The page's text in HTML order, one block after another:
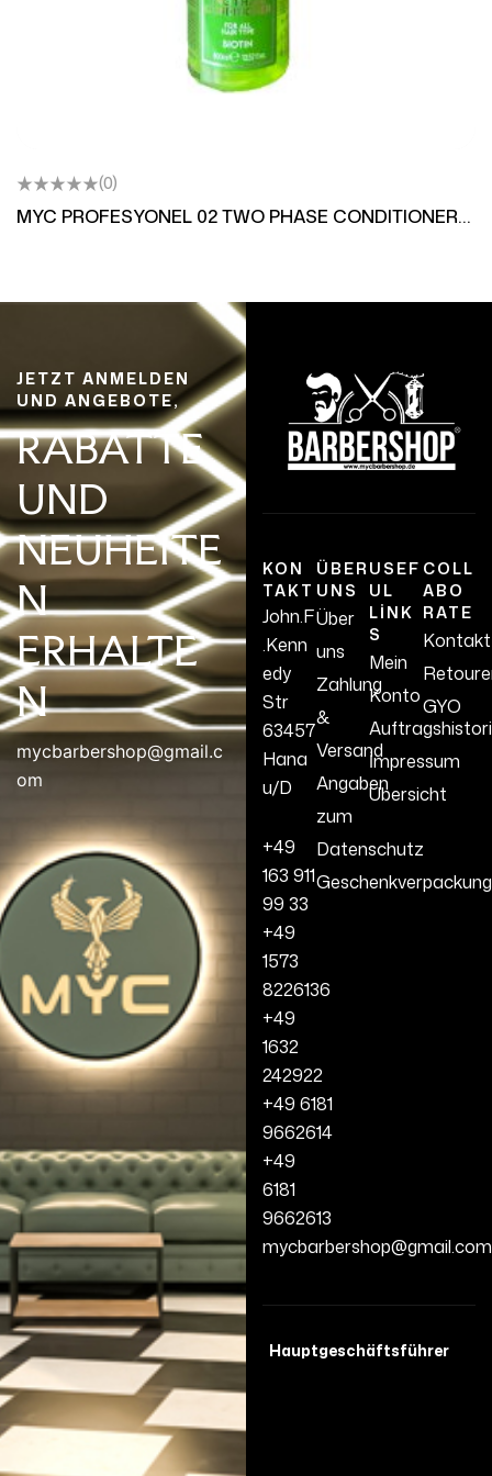
(0)
MYC PROFESYONEL 02 TWO PHASE CONDITIONER
KON
TAKT
John.F
.Kenn
edy
Str
63457
Hana
u/D
+49
163 911
99 33
+49
1573
8226136
+49
1632
242922
+49 6181
9662614
+49
6181
9662613
mycbarbershop@gmail.com
ÜBER
UNS
Über
uns
Zahlung
&
Versand
Angaben
zum
Datenschutz
Geschenkverpackung
USEF
UL
LINK
S
Mein
Konto
İmpressum
Übersicht
COLL
ABO
RATE
Kontakt
GYO
Hauptgeschäftsführer
JETZT ANMELDEN
UND ANGEBOTE,
RABATTE
UND
NEUHEITE
N
ERHALTE
N
mycbarbershop@gmail.c
om